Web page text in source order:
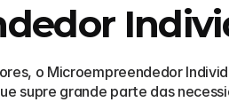
o Microempreendedor
supre grande parte das